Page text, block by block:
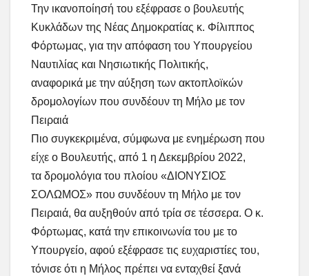
Την ικανοποίησή του εξέφρασε ο βουλευτής
Κυκλάδων της Νέας Δημοκρατίας κ. Φίλιππος
Φόρτωμας, για την απόφαση του Υπουργείου
Ναυτιλίας και Νησιωτικής Πολιτικής,
αναφορικά με την αύξηση των ακτοπλοϊκών
δρομολογίων που συνδέουν τη Μήλο με τον
Πειραιά
Πιο συγκεκριμένα, σύμφωνα με ενημέρωση που
είχε ο Βουλευτής, από 1 η Δεκεμβρίου 2022,
τα δρομολόγια του πλοίου «ΔΙΟΝΥΣΙΟΣ
ΣΟΛΩΜΟΣ» που συνδέουν τη Μήλο με τον
Πειραιά, θα αυξηθούν από τρία σε τέσσερα. Ο κ.
Φόρτωμας, κατά την επικοινωνία του με το
Υπουργείο, αφού εξέφρασε τις ευχαριστίες του,
τόνισε ότι η Μήλος πρέπει να ενταχθεί ξανά